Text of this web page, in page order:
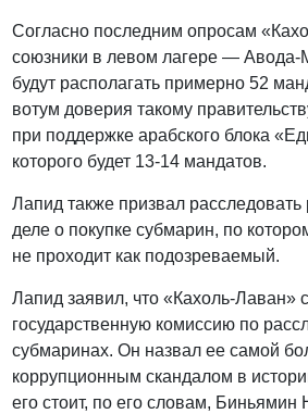
Согласно последним опросам
союзники в левом лагере —
будут располагать примерно 52
вотум доверия такому
при поддержке арабского блока
которого будет 13-14 мандатов.
Лапид также призвал расследовать
деле о покупке субмарин, по
не проходит как подозреваемый.
Лапид заявил, что «Кахоль-Лаван»
государственную комиссию по
субмаринах. Он назвал ее самой
коррупционным скандалом в
его стоит, по его словам, Биньямин